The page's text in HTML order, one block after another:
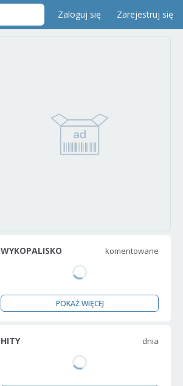
Zaloguj się Zarejestruj się
WYKOPALISKO komentowane
POKAŻ WIĘCEJ
HITY dnia